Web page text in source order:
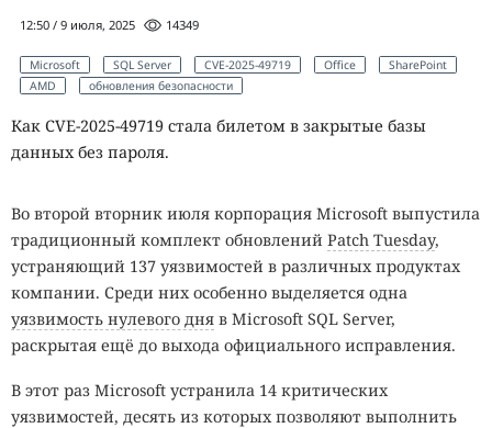
12:50 / 9 июля, 2025 14349
Microsoft SQL Server CVE-2025-49719 Office
SharePoint
AMD
обновления безопасности
Как CVE-2025-49719 стала билетом в закрытые базы
данных без пароля.
Во второй вторник июля корпорация Microsoft выпустила
традиционный комплект обновлений Patch Tuesday,
устраняющий 137 уязвимостей в различных продуктах
компании. Среди них особенно выделяется одна
уязвимость нулевого дня в Microsoft SQL Server,
раскрытая ещё до выхода официального исправления.
В этот раз Microsoft устранила 14 критических
уязвимостей, десять из которых позволяют выполнить